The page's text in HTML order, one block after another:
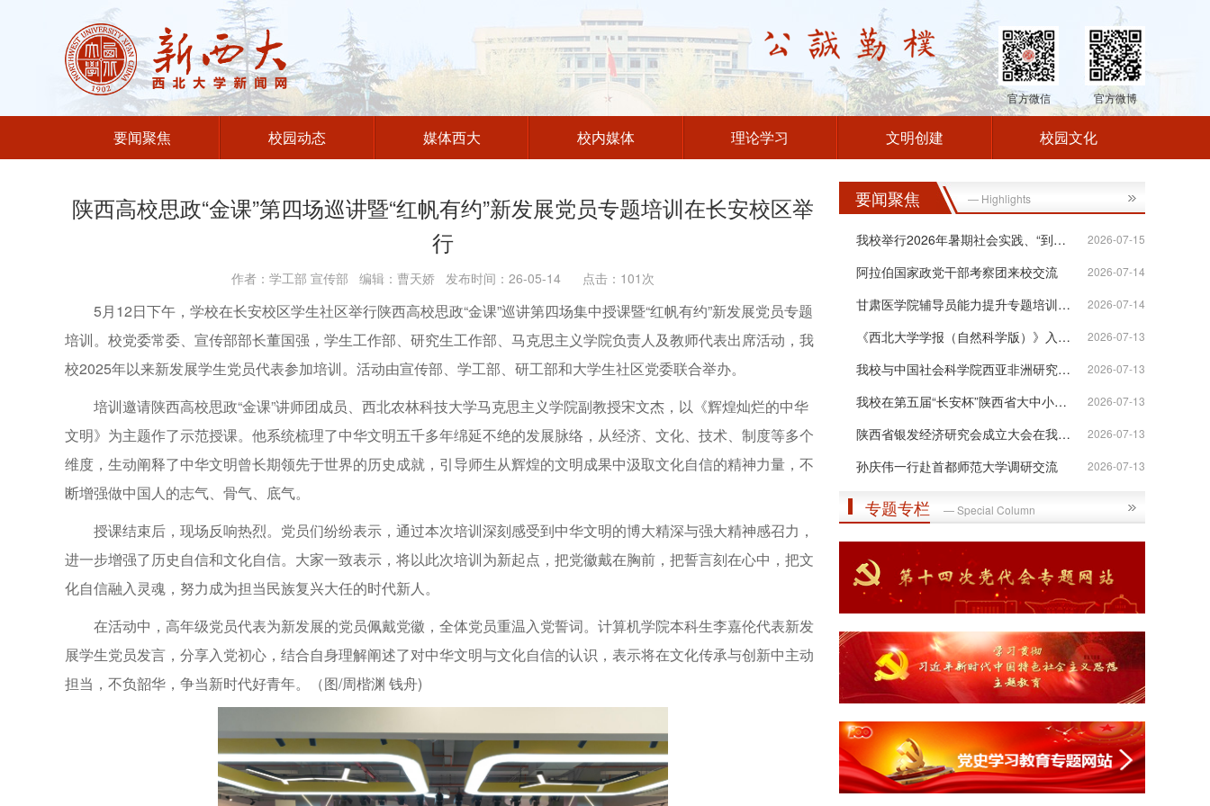
官方微信 官方微博
要闻聚焦 校园动态 媒体西大 校内媒体 理论学习 文明创建 校园文化
陕西高校思政“金课”第四场巡讲暨“红帆有约”新发展党员专题培训在长安校区举
行
作者：学工部 宣传部 编辑：曹天娇 发布时间：26-05-14 点击： 101 次
5月12日下午，学校在长安校区学生社区举行陕西高校思政“金课”巡讲第四场集中授课暨“红帆有约”新发展党员专题
培训。校党委常委、宣传部部长董国强，学生工作部、研究生工作部、马克思主义学院负责人及教师代表出席活动，我
校2025年以来新发展学生党员代表参加培训。活动由宣传部、学工部、研工部和大学生社区党委联合举办。
培训邀请陕西高校思政“金课”讲师团成员、西北农林科技大学马克思主义学院副教授宋文杰，以《辉煌灿烂的中华
文明》为主题作了示范授课。他系统梳理了中华文明五千多年绵延不绝的发展脉络，从经济、文化、技术、制度等多个
维度，生动阐释了中华文明曾长期领先于世界的历史成就，引导师生从辉煌的文明成果中汲取文化自信的精神力量，不
断增强做中国人的志气、骨气、底气。
授课结束后，现场反响热烈。党员们纷纷表示，通过本次培训深刻感受到中华文明的博大精深与强大精神感召力，
进一步增强了历史自信和文化自信。大家一致表示，将以此次培训为新起点，把党徽戴在胸前，把誓言刻在心中，把文
化自信融入灵魂，努力成为担当民族复兴大任的时代新人。
在活动中，高年级党员代表为新发展的党员佩戴党徽，全体党员重温入党誓词。计算机学院本科生李嘉伦代表新发
展学生党员发言，分享入党初心，结合自身理解阐述了对中华文明与文化自信的认识，表示将在文化传承与创新中主动
担当，不负韶华，争当新时代好青年。（图/周楷渊 钱舟)
要闻聚焦 — Highlights
2026-07-15
我校举行2026年暑期社会实践、“到延安...
2026-07-14
阿拉伯国家政党干部考察团来校交流
2026-07-14
甘肃医学院辅导员能力提升专题培训班在...
2026-07-13
《西北大学学报（自然科学版）》入选“...
2026-07-13
我校与中国社会科学院西亚非洲研究所签...
2026-07-13
我校在第五届“长安杯”陕西省大中小学...
2026-07-13
陕西省银发经济研究会成立大会在我校举行
2026-07-13
孙庆伟一行赴首都师范大学调研交流
专题专栏 — Special Column